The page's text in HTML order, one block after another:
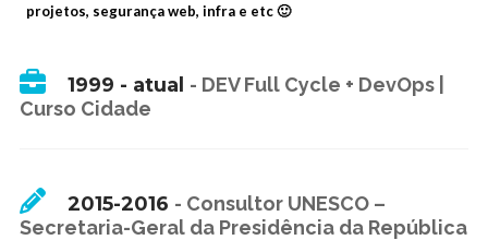
projetos, segurança web, infra e etc 🙂
1999 - atual - DEV Full Cycle + DevOps |
Curso Cidade
2015-2016 - Consultor UNESCO –
Secretaria-Geral da Presidência da República